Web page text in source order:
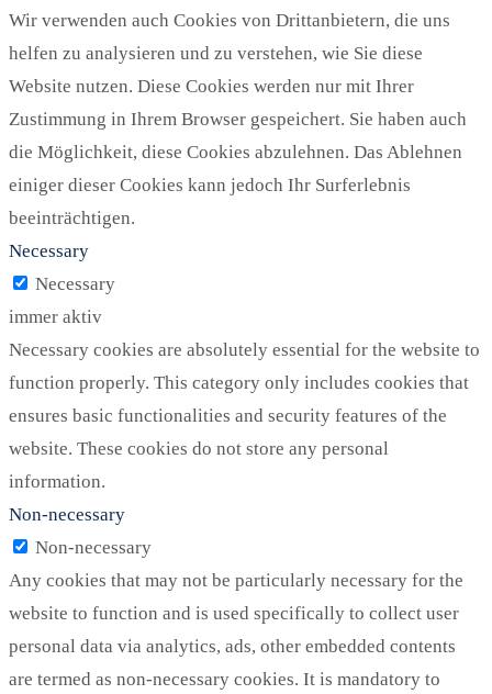
Wir verwenden auch Cookies von Drittanbietern, die uns
helfen zu analysieren und zu verstehen, wie Sie diese
Website nutzen. Diese Cookies werden nur mit Ihrer
Zustimmung in Ihrem Browser gespeichert. Sie haben auch
die Möglichkeit, diese Cookies abzulehnen. Das Ablehnen
einiger dieser Cookies kann jedoch Ihr Surferlebnis
beeinträchtigen.
Necessary
Necessary
immer aktiv
Necessary cookies are absolutely essential for the website to
function properly. This category only includes cookies that
ensures basic functionalities and security features of the
website. These cookies do not store any personal
information.
Non-necessary
Non-necessary
Any cookies that may not be particularly necessary for the
website to function and is used specifically to collect user
personal data via analytics, ads, other embedded contents
are termed as non-necessary cookies. It is mandatory to